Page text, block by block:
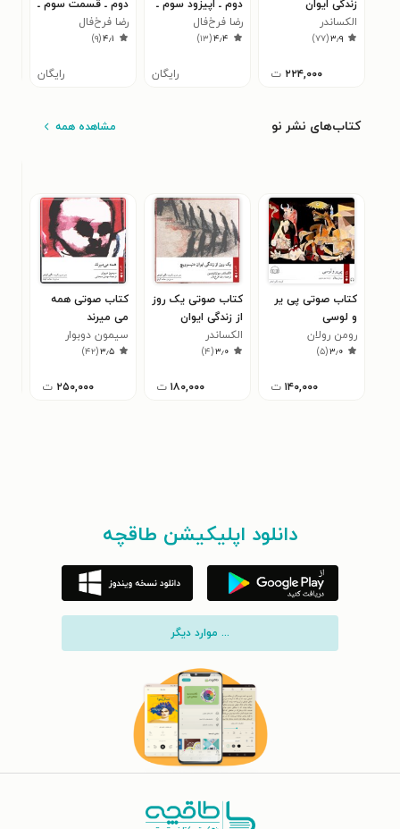
زندگی ایوان
دنیسوویچ
الکساندر
سولژنیتسین
۳٫۹(۷۷)
۲۲۴,۰۰۰ ت
دوم ـ اپیزود سوم ـ
میهن ای میهن
رضا فرخ‌فال
۴٫۴(۱۳)
رایگان
دوم ـ قسمت سوم ـ
میهن ای میهن
رضا فرخ‌فال
۴٫۱(۹)
رایگان
کتاب‌های نشر نو مشاهده همه
کتاب صوتی پی‌ یر
و لوسی
رومن رولان
۳٫۰(۵)
۱۴۰,۰۰۰ ت
کتاب صوتی یک روز
از زندگی ایوان
دنیسوویچ
الکساندر
سولژنیتسین
۳٫۰(۴)
۱۸۰,۰۰۰ ت
کتاب صوتی همه
می‌ میرند
سیمون دوبوار
۳٫۵(۴۲)
۲۵۰,۰۰۰ ت
دانلود اپلیکیشن طاقچه
... موارد دیگر